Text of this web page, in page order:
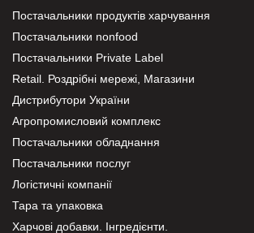
Постачальники продуктів харчування
Постачальники nonfood
Постачальники Private Label
Retail. Роздрібні мережі, Магазини
Дистрибутори України
Агропромисловий комплекс
Постачальники обладнання
Постачальники послуг
Логістичні компанії
Тара та упаковка
Харчові добавки. Інгредієнти.